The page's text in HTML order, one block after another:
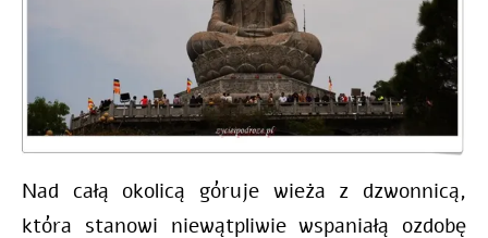
Nad całą okolicą góruje wieża z dzwonnicą,
która stanowi niewątpliwie wspaniałą ozdobę